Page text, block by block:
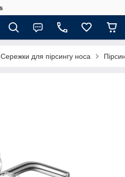
Сережки для пірсингу носа